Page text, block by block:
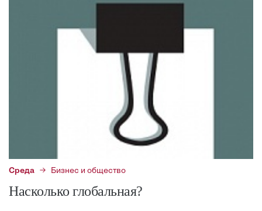
Среда Бизнес и общество
Насколько глобальная?